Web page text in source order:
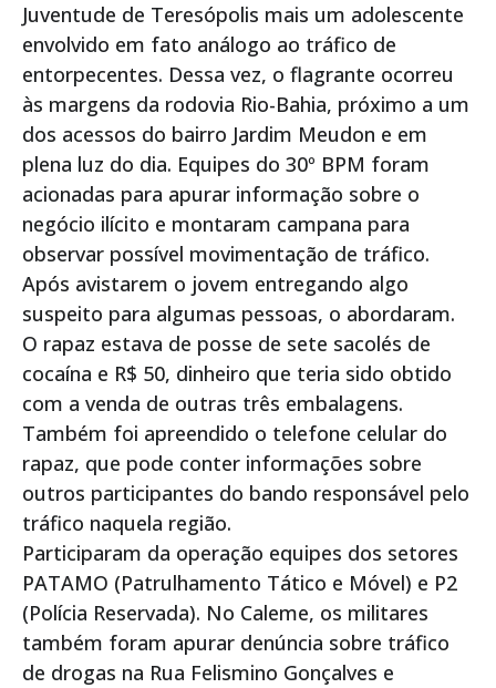
Juventude de Teresópolis mais um adolescente
envolvido em fato análogo ao tráfico de
entorpecentes. Dessa vez, o flagrante ocorreu
às margens da rodovia Rio-Bahia, próximo a um
dos acessos do bairro Jardim Meudon e em
plena luz do dia. Equipes do 30º BPM foram
acionadas para apurar informação sobre o
negócio ilícito e montaram campana para
observar possível movimentação de tráfico.
Após avistarem o jovem entregando algo
suspeito para algumas pessoas, o abordaram.
O rapaz estava de posse de sete sacolés de
cocaína e R$ 50, dinheiro que teria sido obtido
com a venda de outras três embalagens.
Também foi apreendido o telefone celular do
rapaz, que pode conter informações sobre
outros participantes do bando responsável pelo
tráfico naquela região.
Participaram da operação equipes dos setores
PATAMO (Patrulhamento Tático e Móvel) e P2
(Polícia Reservada). No Caleme, os militares
também foram apurar denúncia sobre tráfico
de drogas na Rua Felismino Gonçalves e